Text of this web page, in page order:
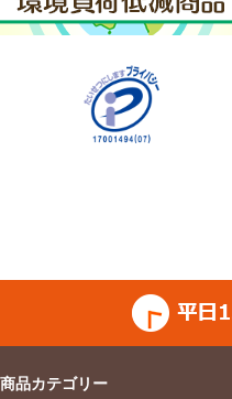
商品カテゴリー